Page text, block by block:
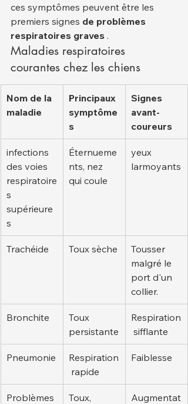
ces symptômes peuvent être les
premiers signes de problèmes
respiratoires graves .
Maladies respiratoires
courantes chez les chiens
Nom de la
maladie
Principaux
symptôme
s
Signes
avant-
coureurs
infections
des voies
respiratoire
s
supérieure
s
Éternueme
nts, nez
qui coule
yeux
larmoyants
Trachéide Toux sèche
Tousser
malgré le
port d'un
collier.
Bronchite
Toux
persistante
Respiration
sifflante
Pneumonie
Respiration
rapide
Faiblesse
Problèmes
Toux,
Augmentat